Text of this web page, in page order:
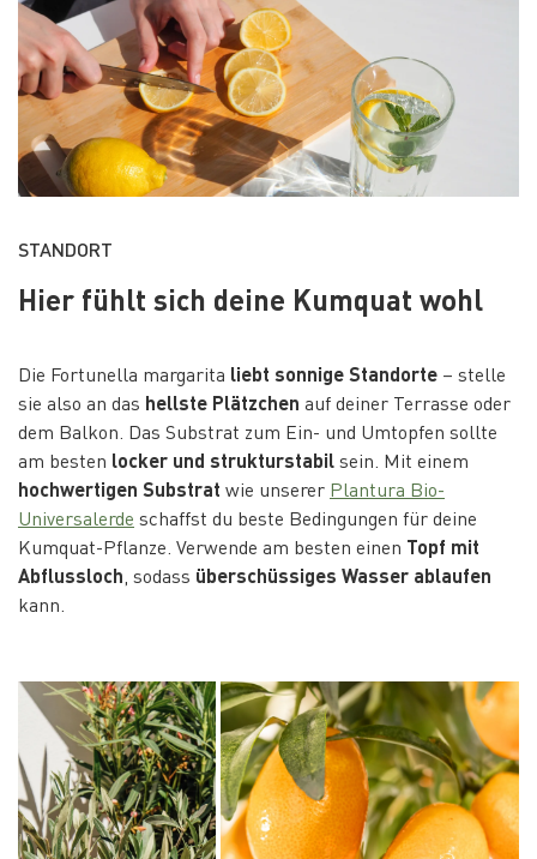
STANDORT
Hier fühlt sich deine Kumquat wohl
Die Fortunella margarita liebt sonnige Standorte – stelle
sie also an das hellste Plätzchen auf deiner Terrasse oder
dem Balkon. Das Substrat zum Ein- und Umtopfen sollte
am besten locker und strukturstabilsein. Mit einem
hochwertigen Substrat wie unserer Plantura Bio-
Universalerde schaffst du beste Bedingungen für deine
Kumquat-Pflanze. Verwende am besten einen Topf mit
Abflussloch, sodass überschüssiges Wasser ablaufen
kann.